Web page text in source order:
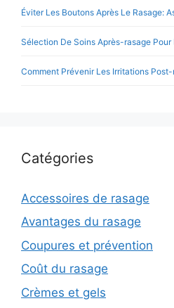
Éviter Les Boutons Après Le Rasage:
Sélection De Soins Après-rasage Pour
Comment Prévenir Les Irritations
Catégories
Accessoires de rasage
Avantages du rasage
Coupures et prévention
Coût du rasage
Crèmes et gels